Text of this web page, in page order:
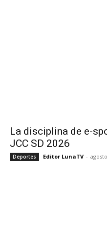
La disciplina de e-
JCC SD 2026
Deportes Editor LunaTV -